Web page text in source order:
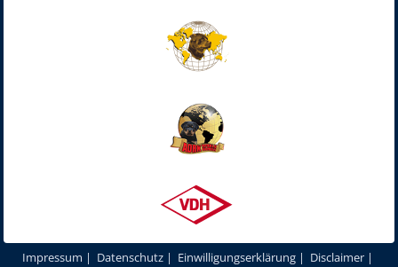
Impressum | Datenschutz | Einwilligungserklärung | Disclaimer |